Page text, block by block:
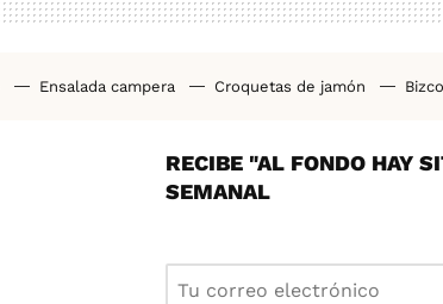
Ensalada campera Croquetas de jamón
RECIBE "AL FONDO HAY
SEMANAL